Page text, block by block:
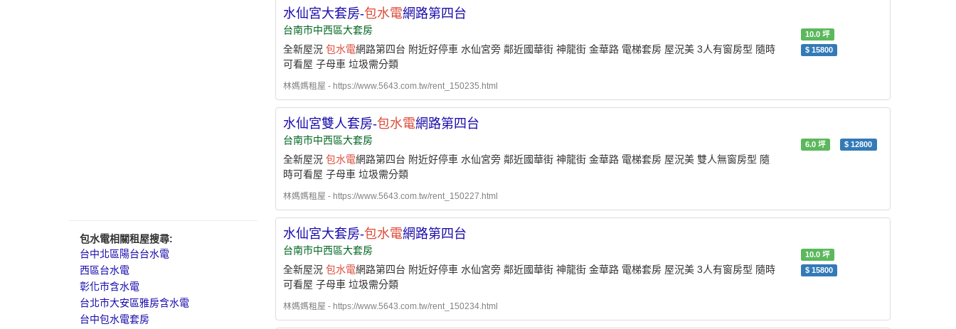
包水電相關租屋搜尋:
台中北區陽台台水電
西區台水電
彰化市含水電
台北市大安區雅房含水電
台中包水電套房
水仙宮大套房-包水電網路第四台
10.0坪
$ 15800
台南市中西區大套房
全新屋況 包水電網路第四台 附近好停車 水仙宮旁 鄰近國華街 神龍街 金華路 電梯套房 屋況美 3人有窗房型 隨時
可看屋 子母車 垃圾需分類
林媽媽租屋 - https://www.5643.com.tw/rent_150235.html
水仙宮雙人套房-包水電網路第四台
6.0坪 $12800
台南市中西區大套房
全新屋況 包水電網路第四台 附近好停車 水仙宮旁 鄰近國華街 神龍街 金華路 電梯套房 屋況美 雙人無窗房型 隨
時可看屋 子母車 垃圾需分類
林媽媽租屋 - https://www.5643.com.tw/rent_150227.html
水仙宮大套房-包水電網路第四台
10.0坪
$ 15800
台南市中西區大套房
全新屋況 包水電網路第四台 附近好停車 水仙宮旁 鄰近國華街 神龍街 金華路 電梯套房 屋況美 3人有窗房型 隨時
可看屋 子母車 垃圾需分類
林媽媽租屋 - https://www.5643.com.tw/rent_150234.html